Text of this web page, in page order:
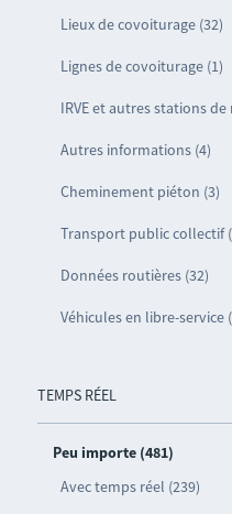
Lieux de covoiturage (32)
Lignes de covoiturage (1)
IRVE et autres stations
Autres informations (4)
Cheminement piéton (3)
Transport public collectif
Données routières (32)
Véhicules en libre-service
TEMPS RÉEL
Peu importe (481)
Avec temps réel (239)